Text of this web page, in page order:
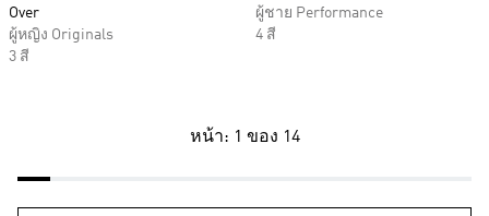
Over
ผู้หญิง Originals
3 สี
ผู้ชาย Performance
4 สี
หน้า: 1 ของ 14